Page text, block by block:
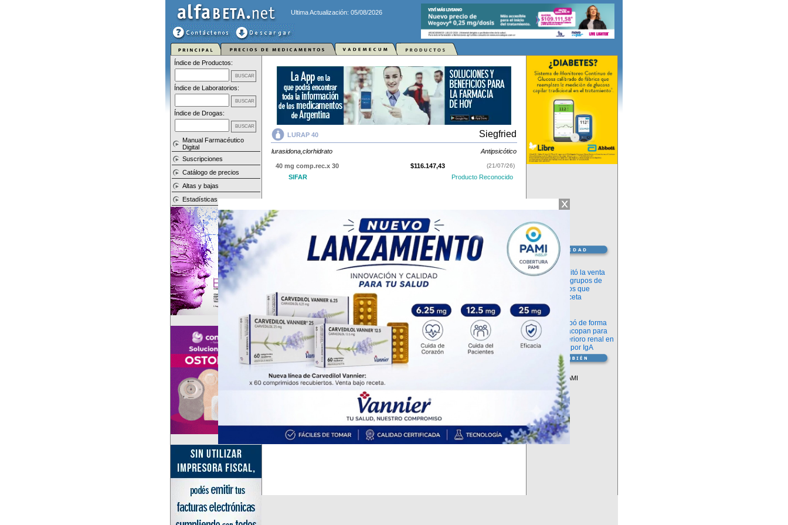
Ultima Actualización: 05/08/2026
Índice de Productos:
Índice de Laboratorios:
Índice de Drogas:
Manual Farmacéutico
Digital
Suscripciones
Catálogo de precios
Altas y bajas
Estadísticas
LURAP 40 Siegfried
lurasidona,clorhidrato Antipsicótico
40 mg comp.rec.x 30 $116.147,43 (21/07/26)
SIFAR Producto Reconocido
LURAP 40 lurasidona,clorhidratoy se indica como
Siegfriedy cuenta con 1 presentación disponible.
Explorar más
Otros productos conlurasidona,clorhidrato
Información
ANMAT habilitó la venta
libre de diez grupos de
medicamentos que
requerían receta
Novedades
La FDA aprobó de forma
definitiva iptacopan para
frenar el deterioro renal en
la nefropatía por IgA
Vademécum
Descuentos PAMI